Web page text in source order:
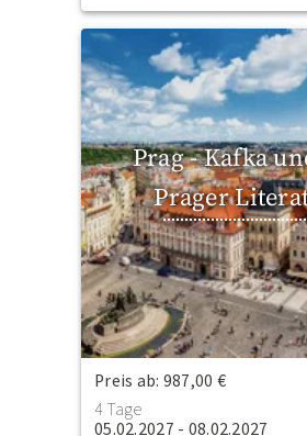
Prag - Kafka
Prager
Preis ab: 987,00 €
4 Tage
05.02.2027 - 08.02.2027